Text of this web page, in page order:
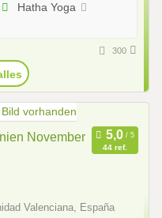
Hatha Yoga
300
November
44 ref.
Valenciana, España